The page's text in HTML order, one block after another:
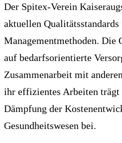
Der Spitex-Verein
aktuellen Qualitätsstandards
Managementmethoden. Die
auf bedarfsorientierte
Zusammenarbeit mit
ihr effizientes Arbeiten trägt
Dämpfung der
Gesundheitswesen bei.